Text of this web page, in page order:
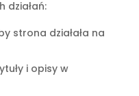
działań:
strona działała na
i opisy w